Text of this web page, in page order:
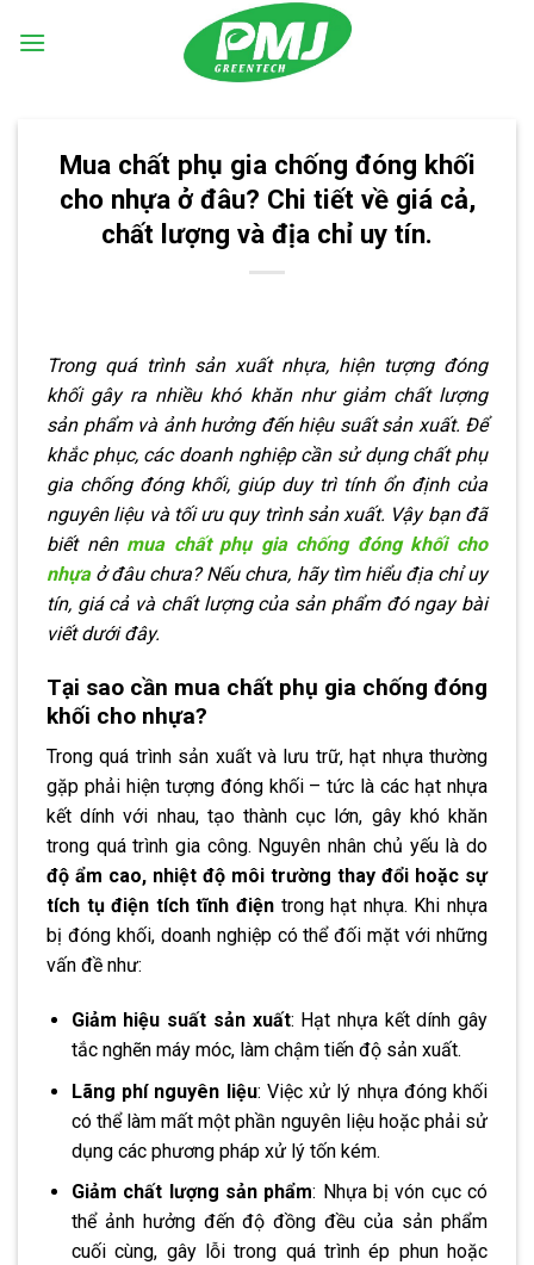
Mua chất phụ gia chống đóng khối
cho nhựa ở đâu? Chi tiết về giá cả,
chất lượng và địa chỉ uy tín.
Trong quá trình sản xuất nhựa, hiện tượng đóng
khối gây ra nhiều khó khăn như giảm chất lượng
sản phẩm và ảnh hưởng đến hiệu suất sản xuất. Để
khắc phục, các doanh nghiệp cần sử dụng chất phụ
gia chống đóng khối, giúp duy trì tính ổn định của
nguyên liệu và tối ưu quy trình sản xuất. Vậy bạn đã
biết nên mua chất phụ gia chống đóng khối cho
nhựaở đâu chưa? Nếu chưa, hãy tìm hiểu địa chỉ uy
tín, giá cả và chất lượng của sản phẩm đó ngay bài
viết dưới đây.
Tại sao cần mua chất phụ gia chống đóng
khối cho nhựa?
Trong quá trình sản xuất và lưu trữ, hạt nhựa thường
gặp phải hiện tượng đóng khối – tức là các hạt nhựa
kết dính với nhau, tạo thành cục lớn, gây khó khăn
trong quá trình gia công. Nguyên nhân chủ yếu là do
độ ẩm cao, nhiệt độ môi trường thay đổi hoặc sự
tích tụ điện tích tĩnh điện trong hạt nhựa. Khi nhựa
bị đóng khối, doanh nghiệp có thể đối mặt với những
vấn đề như:
Giảm hiệu suất sản xuất: Hạt nhựa kết dính gây
tắc nghẽn máy móc, làm chậm tiến độ sản xuất.
Lãng phí nguyên liệu: Việc xử lý nhựa đóng khối
có thể làm mất một phần nguyên liệu hoặc phải sử
dụng các phương pháp xử lý tốn kém.
Giảm chất lượng sản phẩm: Nhựa bị vón cục có
thể ảnh hưởng đến độ đồng đều của sản phẩm
cuối cùng, gây lỗi trong quá trình ép phun hoặc